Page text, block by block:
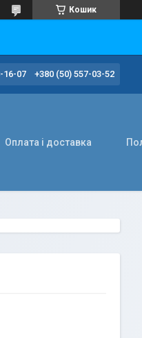
Кошик
16-07 +380 (50) 557-03-52
Оплата і доставка